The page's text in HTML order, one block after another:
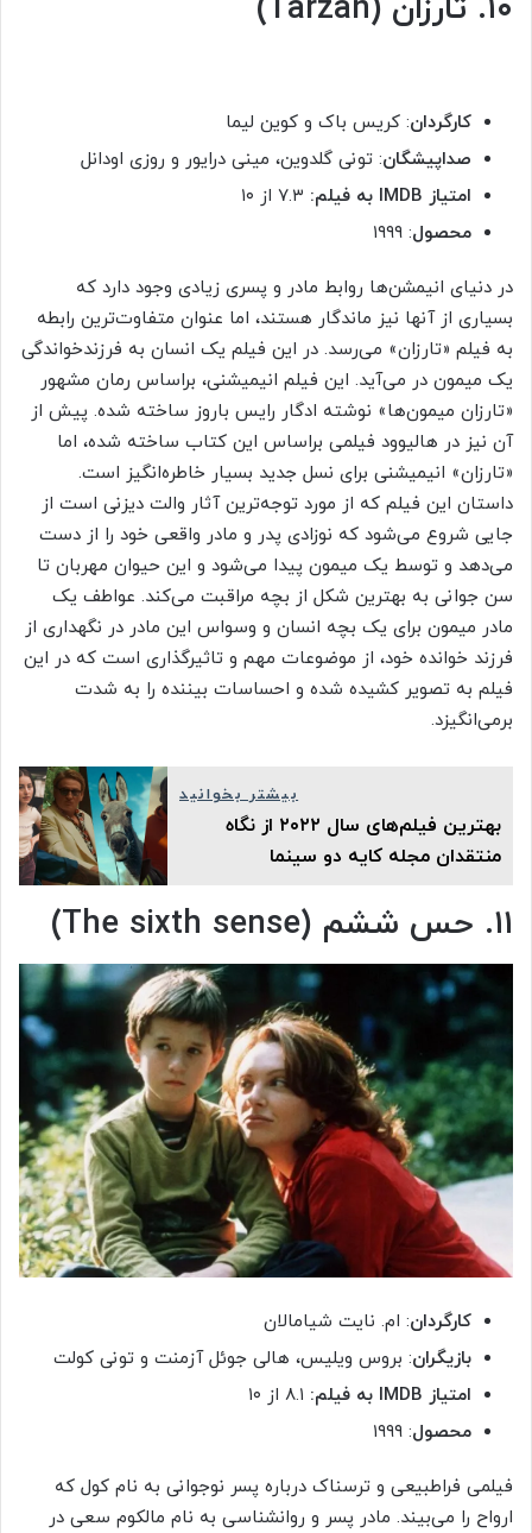
کارگردان: کریس باک و کوین لیما
صداپیشگان: تونی گلدوین، مینی درایور و روزی اودانل
امتیاز IMDB به فیلم:
محصول: ۱۹۹۹
در دنیای انیمشن‌ها روابط مادر و پسری زیادی وجود دارد که
بسیاری از آنها نیز ماندگار هستند، اما عنوان متفاوت‌ترین رابطه
به فیلم «تارزان» می‌رسد. در این فیلم یک انسان به فرزندخواندگی
یک میمون در می‌‌آید. این فیلم انیمیشنی، براساس رمان مشهور
«تارزان میمون‌ها» نوشته ادگار رایس باروز ساخته شده. پیش از
آن نیز در هالیوود فیلمی براساس این کتاب ساخته شده، اما
«تارزان» انیمیشنی برای نسل جدید بسیار خاطره‌انگیز است.
داستان این فیلم که از مورد توجه‌ترین آثار والت دیزنی است از
جایی شروع می‌شود که نوزادی پدر و مادر واقعی خود را از دست
می‌دهد و توسط یک میمون پیدا می‌شود و این حیوان مهربان تا
سن جوانی به بهترین شکل از بچه مراقبت می‌کند. عواطف یک
مادر میمون برای یک بچه انسان و وسواس این مادر در نگهداری از
فرزند خوانده خود، از موضوعات مهم و تاثیرگذاری است که در این
فیلم به تصویر کشیده شده و احساسات بیننده را به شدت
برمی‌انگیزد.
بیشتر بخوانید
بهترین فیلم‌های سال ۲۰۲۲ از نگاه
منتقدان مجله‌ کایه دو سینما
۱۱. حس ششم (The sixth sense)
کارگردان: ام. نایت شیامالان
بازیگران: بروس ویلیس، هالی جوئل آزمنت و تونی کولت
امتیاز IMDB به فیلم:
محصول: ۱۹۹۹
فیلمی فراطبیعی و ترسناک درباره پسر نوجوانی به نام کول که
ارواح را می‌بیند. مادر پسر و روانشناسی به نام مالکوم سعی در